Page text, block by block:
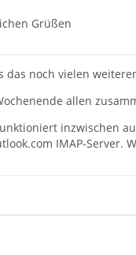
Grüßen
das noch vielen
allen
inzwischen
IMAP-Server.